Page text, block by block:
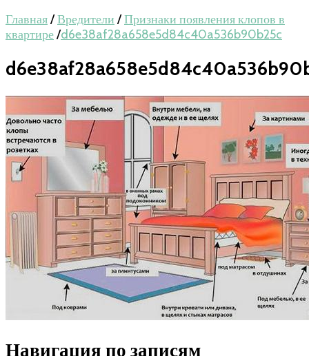
Главная/Вредители /Признаки появления клопов в
квартире/d6e38af28a658e5d84c40a536b90b25c
Навигация по записям